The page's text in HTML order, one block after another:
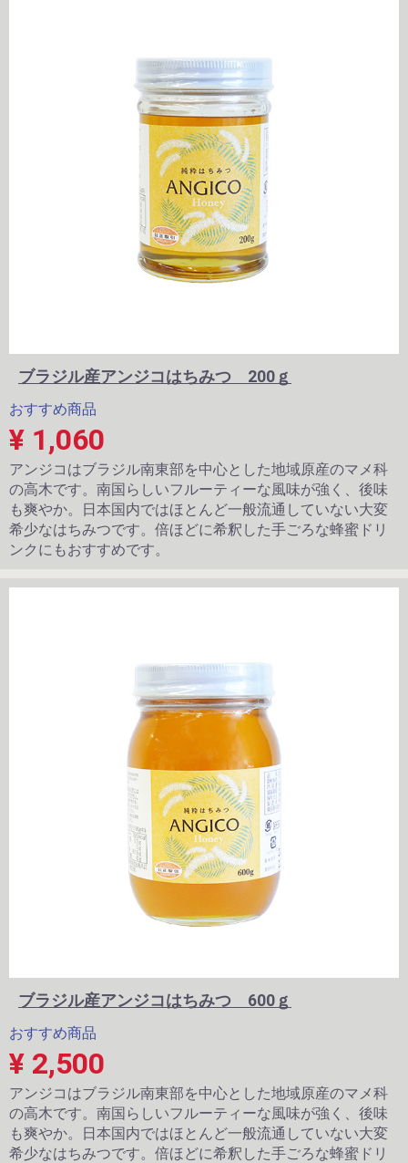
ブラジル産アンジコはちみつ 200ｇ
おすすめ商品
¥ 1,060
アンジコはブラジル南東部を中心とした地域原産のマメ科
の高木です。南国らしいフルーティーな風味が強く、後味
も爽やか。日本国内ではほとんど一般流通していない大変
希少なはちみつです。倍ほどに希釈した手ごろな蜂蜜ドリ
ンクにもおすすめです。
ブラジル産アンジコはちみつ 600ｇ
おすすめ商品
¥ 2,500
アンジコはブラジル南東部を中心とした地域原産のマメ科
の高木です。南国らしいフルーティーな風味が強く、後味
も爽やか。日本国内ではほとんど一般流通していない大変
希少なはちみつです。倍ほどに希釈した手ごろな蜂蜜ドリ